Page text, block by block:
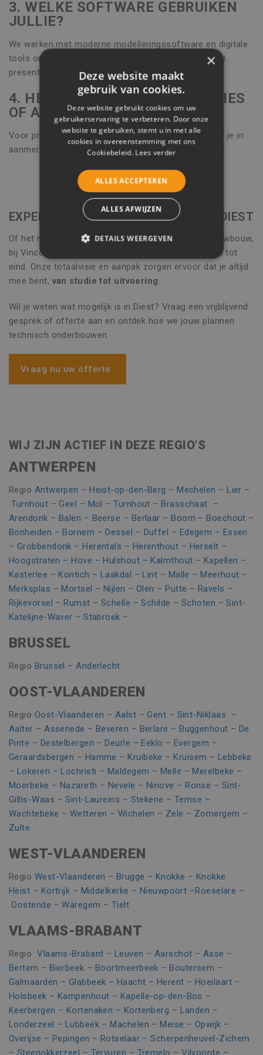
3. WELKE SOFTWARE GEBRUIKEN
JULLIE?
We werken met moderne modelleringssoftware en digitale
tools om technische studies helder en nauwkeurig te
presenteren.
4. HEB IK OOK RECHT OP PREMIES
OF ADVIES OVER SUBSIDIES?
Voor projecten in Diest bekijken we graag met jou of je in
aanmerking komt voor energie- of renovatiepremies.
EXPERTISE VOOR JOUW PROJECT IN DIEST
Of het nu gaat om een verkaveling, renovatie of nieuwbouw,
bij Vinco krijg je technische ondersteuning van begin tot
eind. Onze totaalvisie en aanpak zorgen ervoor dat je altijd
mee bent, van studie tot uitvoering.
Wil je weten wat mogelijk is in Diest? Vraag een vrijblijvend
gesprek of offerte aan en ontdek hoe we jouw plannen
technisch onderbouwen.
Vraag nu uw offerte
WIJ ZIJN ACTIEF IN DEZE REGIO’S
ANTWERPEN
Regio Antwerpen –Heist-op-den-Berg –Mechelen –Lier –
Turnhout –Geel – Mol –Turnhout –Brasschaat –
Arendonk – Balen – Beerse – Berlaar –Boom –Boechout –
Bonheiden –Bornem –Dessel – Duffel – Edegem – Essen
– Grobbendonk –Herentals – Herenthout – Herselt –
Hoogstraten –Hove –Hulshout –Kalmthout – Kapellen –
Kasterlee –Kontich – Laakdal –Lint – Malle –Meerhout –
Merksplas –Mortsel – Nijlen – Olen –Putte – Ravels –
Rijkevorsel –Rumst – Schelle –Schilde – Schoten –Sint-
Katelijne-Waver –Stabroek –
BRUSSEL
Regio Brussel –Anderlecht
OOST-VLAANDEREN
Regio Oost-Vlaanderen – Aalst –Gent – Sint-Niklaas –
Aalter –Assenede –Beveren – Berlare –Buggenhout – De
Pinte – Destelbergen –Deurle –Eeklo –Evergem –
Geraardsbergen – Hamme –Kruibeke –Kruisem – Lebbeke
– Lokeren –Lochristi – Maldegem – Melle –Merelbeke –
Moerbeke – Nazareth – Nevele – Ninove –Ronse – Sint-
Gillis-Waas –Sint-Laureins – Stekene –Temse –
Wachtebeke – Wetteren – Wichelen – Zele – Zomergem –
Zulte
WEST-VLAANDEREN
Regio West-Vlaanderen – Brugge – Knokke – Knokke
Heist – Kortrijk – Middelkerke – Nieuwpoort –Roeselare –
Oostende –Waregem – Tielt
VLAAMS-BRABANT
RegioVlaams-Brabant – Leuven – Aarschot – Asse –
Bertem –Bierbeek –Boortmeerbeek –Boutersem –
Galmaarden – Glabbeek – Haacht – Herent – Hoeilaart –
Holsbeek – Kampenhout – Kapelle-op-den-Bos –
Keerbergen – Kortenaken – Kortenberg – Landen –
Londerzeel – Lubbeek –Machelen –Meise – Opwijk –
Overijse – Pepingen – Rotselaar –Scherpenheuvel-Zichem
– Steenokkerzeel – Tervuren – Tremelo –Vilvoorde –
×
Deze website maakt
gebruik van cookies.
Deze website gebruikt cookies om uw
gebruikerservaring te verbeteren. Door onze
website te gebruiken, stemt u in met alle
cookies in overeenstemming met ons
Cookiebeleid. Lees verder
ALLES ACCEPTEREN
ALLES AFWIJZEN
DETAILS WEERGEVEN
STRIKT NOODZAKELIJK
PRESTATIE TARGETING
FUNCTIONEEL
NIET-GECLASSIFICEERD
Strikt noodzakelijk
Strikt noodzakelijke cookies maken de
kernfunctionaliteiten van de website mogelijk,
De website kan niet goed worden gebruikt
Naam
Aanbieder / Domein
CookieScriptConsent
CookieScript
www.vincoengineering.be
Naam Aanbieder / Domein
55401802-
1
cookie
door Google
Analytics,
de naam het
unieke
bevat van
heeft. Het is
op websites
beperken.
_ga
Google LLC
Google.
door een
gegenereerd
Naam Aanbieder / Domein Vervaldatum
MUID
Microsoft
Corporation
.bing.com
1 jaar
Deze
een unieke
gebruikers-
kan
microsoft-
Microsoft
Corporation
.c.bing.com
die we
het gebruik
MR
Microsoft
Corporation
het gebruik
CLID
www.clarity.ms 1 jaar
Deze
maken.
verzamelen
Naam
.vincoengineering.be
maand
_clck
.vincoengineering.be 1 jaar
Google Privacy Policy